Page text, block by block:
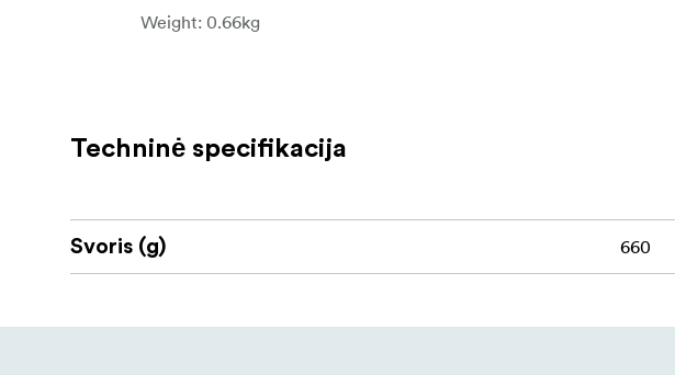
Weight: 0.66kg
Techninė specifikacija
Svoris (g) 660